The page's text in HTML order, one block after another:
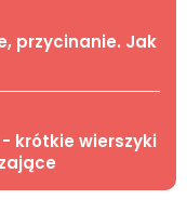
przycinanie. Jak
krótkie wierszyki